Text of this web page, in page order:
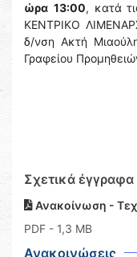
ώρα 13:00, κατά
ΚΕΝΤΡΙΚΟ
δ/νση Ακτή
Γραφείου
Σχετικά έγγραφα
Ανακοίνωση -
PDF - 1,3 MB
Ανακοινώσεις